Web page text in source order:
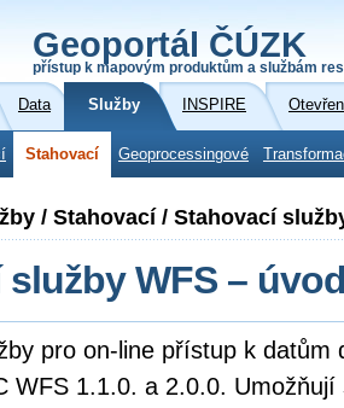
Geoportál ČÚZK
přístup k mapovým produktům a službám
Data Služby INSPIRE
Stahovací Geoprocessingové
/ Stahovací / Stahovací
WFS –
pro on-line přístup k datům
WFS 1.1.0. a 2.0.0.